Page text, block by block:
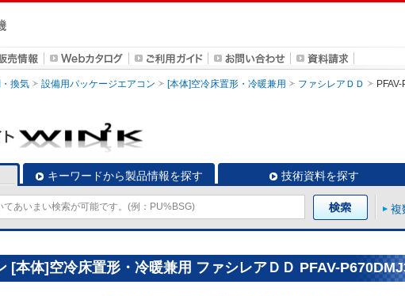
換気 設備用パッケージエアコン [本体]空冷床置形・冷暖兼用 ファシレアＤＤ
キーワードから製品情報を探す 技術資料を探す
複
[本体]空冷床置形・冷暖兼用 ファシレアＤＤ PFAV-